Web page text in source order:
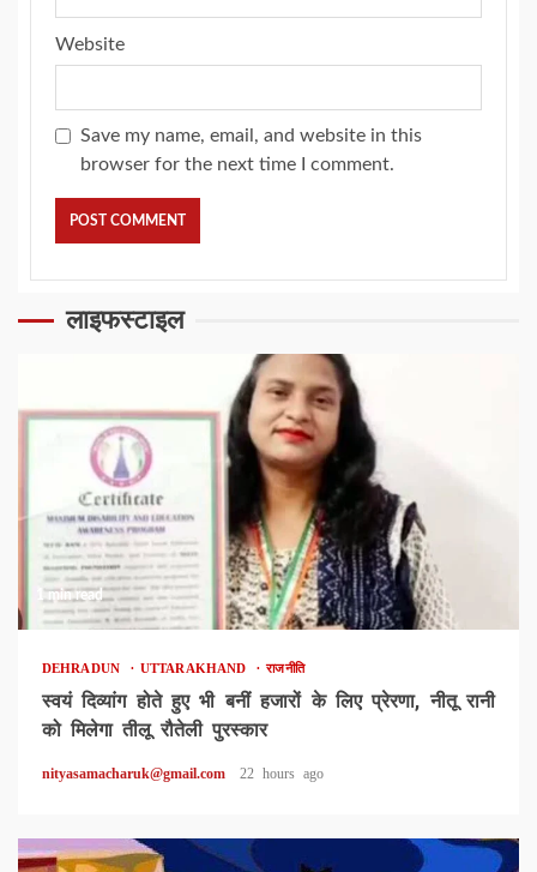
Website
Save my name, email, and website in this
browser for the next time I comment.
लाइफस्टाइल
1 min read
DEHRADUN UTTARAKHAND राजनीति
स्वयं दिव्यांग होते हुए भी बनीं हजारों के लिए प्रेरणा, नीतू रानी
को मिलेगा तीलू रौतेली पुरस्कार
nityasamacharuk@gmail.com 22 hours ago